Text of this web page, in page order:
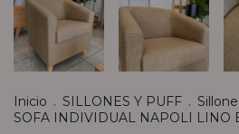
Inicio . SILLONES Y PUFF .
SOFA INDIVIDUAL NAPOLI LINO